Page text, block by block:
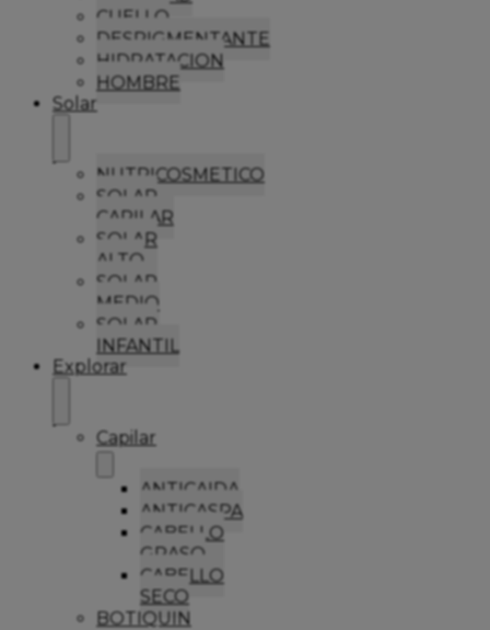
CUELLO
DESPIGMENTANTE
HIDRATACION
HOMBRE
Solar
NUTRICOSMETICO
SOLAR
CAPILAR
SOLAR
ALTO
SOLAR
MEDIO
SOLAR
INFANTIL
Explorar
Capilar
ANTICAIDA
ANTICASPA
CABELLO
GRASO
CABELLO
SECO
BOTIQUIN